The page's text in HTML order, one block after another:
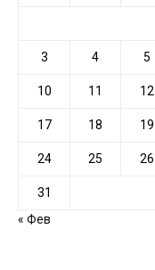
3 4 5
10 11 12
17 18 19
24 25 26
31
« Фев